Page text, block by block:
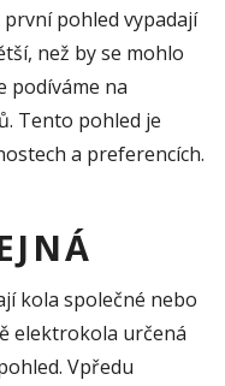
pohled vypadají
než by se mohlo
podíváme na
. Tento pohled je
a preferencích.
kola společné nebo
elektrokola určená
Vpředu